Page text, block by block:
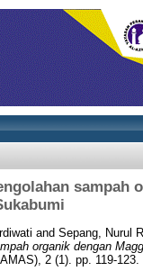
sampah
and Sepang, Nurul
organik dengan
2 (1). pp. 119-123.